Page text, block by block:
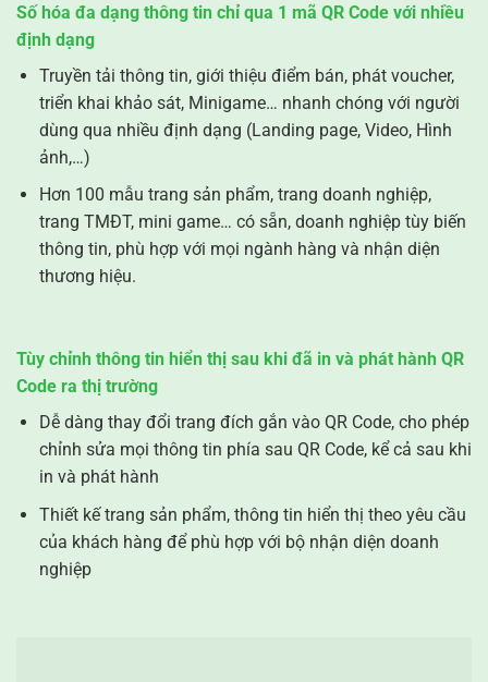
Số hóa đa dạng thông tin chỉ qua 1 mã QR Code với nhiều
định dạng
Truyền tải thông tin, giới thiệu điểm bán, phát voucher,
triển khai khảo sát, Minigame… nhanh chóng với người
dùng qua nhiều định dạng (Landing page, Video, Hình
ảnh,…)
Hơn 100 mẫu trang sản phẩm, trang doanh nghiệp,
trang TMĐT, mini game… có sẵn, doanh nghiệp tùy biến
thông tin, phù hợp với mọi ngành hàng và nhận diện
thương hiệu.
Tùy chỉnh thông tin hiển thị sau khi đã in và phát hành QR
Code ra thị trường
Dễ dàng thay đổi trang đích gắn vào QR Code, cho phép
chỉnh sửa mọi thông tin phía sau QR Code, kể cả sau khi
in và phát hành
Thiết kế trang sản phẩm, thông tin hiển thị theo yêu cầu
của khách hàng để phù hợp với bộ nhận diện doanh
nghiệp